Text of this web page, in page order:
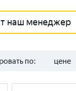
наш менеджер
по: цене